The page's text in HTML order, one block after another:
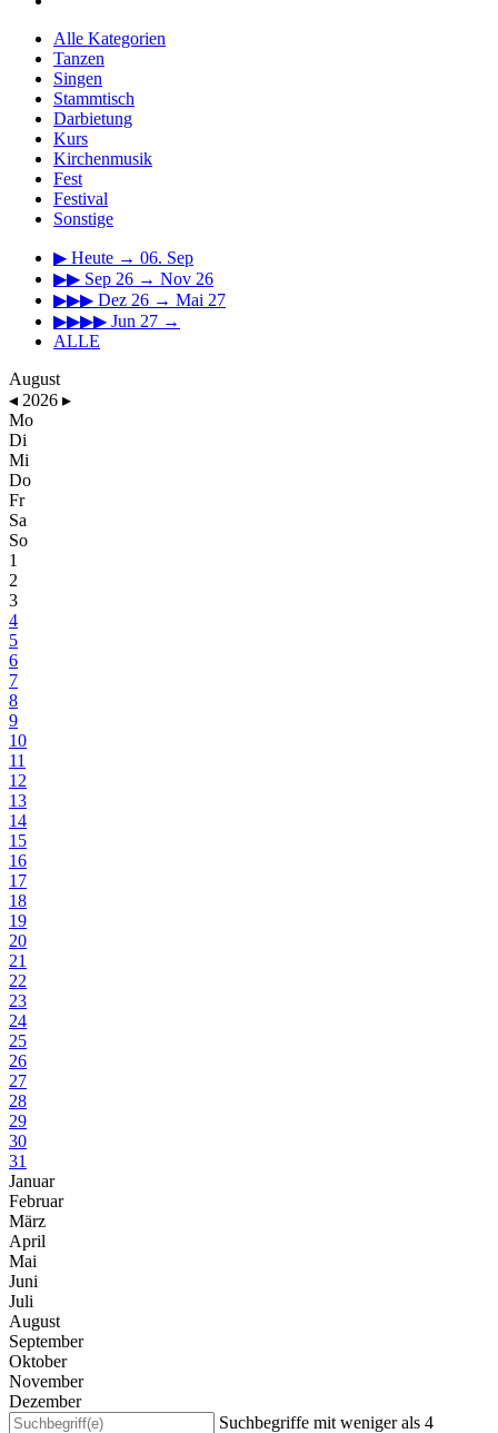
Alle Kategorien
Tanzen
Singen
Stammtisch
Darbietung
Kurs
Kirchenmusik
Fest
Festival
Sonstige
▶ Heute → 06. Sep
▶▶ Sep 26 → Nov 26
▶▶▶ Dez 26 → Mai 27
▶▶▶▶ Jun 27 →
ALLE
August
◂ 2026 ▸
Mo
Di
Mi
Do
Fr
Sa
So
1
2
3
4
5
6
7
8
9
10
11
12
13
14
15
16
17
18
19
20
21
22
23
24
25
26
27
28
29
30
31
Januar
Februar
März
April
Mai
Juni
Juli
August
September
Oktober
November
Dezember
Suchbegriffe mit weniger als 4